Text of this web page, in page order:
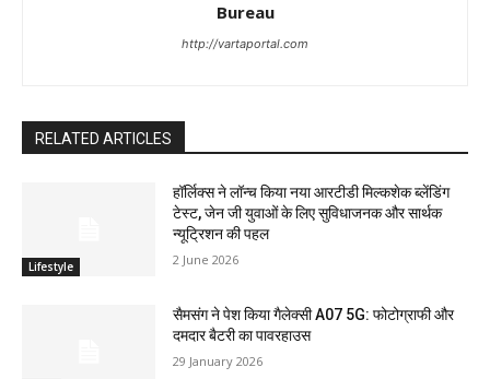
Bureau
http://vartaportal.com
RELATED ARTICLES
Lifestyle
हॉर्लिक्स ने लॉन्च किया नया आरटीडी मिल्कशेक ब्लेंडिंग
टेस्ट, जेन जी युवाओं के लिए सुविधाजनक और सार्थक
न्यूट्रिशन की पहल
2 June 2026
सैमसंग ने पेश किया गैलेक्सी A07 5G: फोटोग्राफी और
दमदार बैटरी का पावरहाउस
29 January 2026